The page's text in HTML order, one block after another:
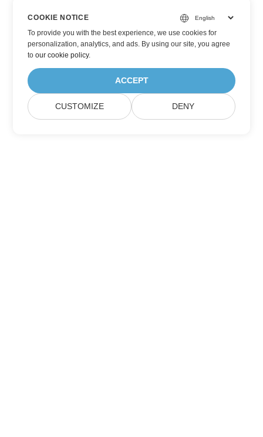
COOKIE NOTICE
To provide you with the best experience, we use cookies for
personalization, analytics, and ads. By using our site, you agree
toour cookie policy.
ACCEPT
CUSTOMIZE DENY